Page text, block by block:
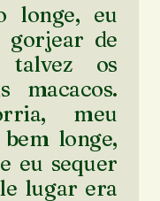
longe, eu
gorjear de
talvez os
macacos.
meu
longe,
eu sequer
lugar era